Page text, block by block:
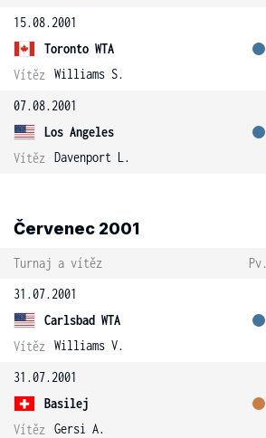
15.08.2001
Toronto WTA
Vítěz
Williams S.
07.08.2001
Los Angeles
Vítěz
Davenport L.
Červenec 2001
Turnaj a vítěz Pv.
31.07.2001
Carlsbad WTA
Vítěz
Williams V.
31.07.2001
Basilej
Vítěz
Gersi A.